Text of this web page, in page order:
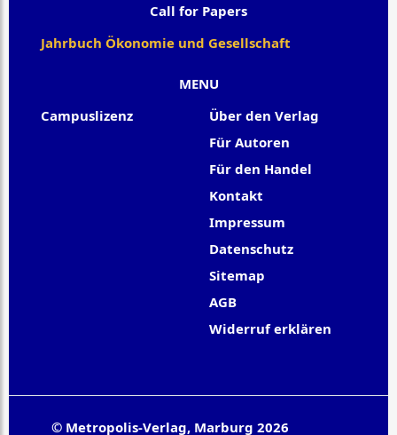
MENU
Campuslizenz
Über den Verlag
Für Autoren
Für den Handel
Kontakt
Impressum
Datenschutz
Sitemap
AGB
Widerruf erklären
Call for Papers
Jahrbuch Ökonomie und Gesellschaft
© Metropolis-Verlag, Marburg 2026